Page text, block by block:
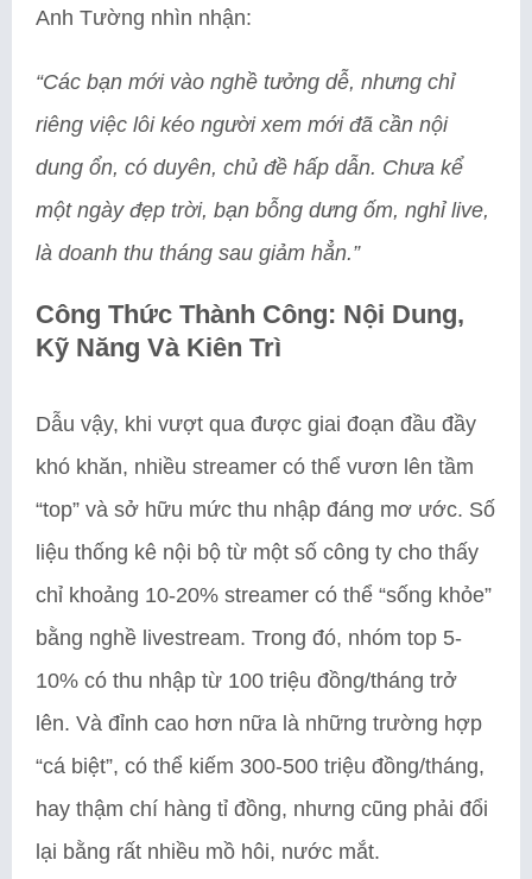
Anh Tường nhìn nhận:
“Các bạn mới vào nghề tưởng dễ, nhưng chỉ
riêng việc lôi kéo người xem mới đã cần nội
dung ổn, có duyên, chủ đề hấp dẫn. Chưa kể
một ngày đẹp trời, bạn bỗng dưng ốm, nghỉ live,
là doanh thu tháng sau giảm hẳn.”
Công Thức Thành Công: Nội Dung,
Kỹ Năng Và Kiên Trì
Dẫu vậy, khi vượt qua được giai đoạn đầu đầy
khó khăn, nhiều streamer có thể vươn lên tầm
“top” và sở hữu mức thu nhập đáng mơ ước. Số
liệu thống kê nội bộ từ một số công ty cho thấy
chỉ khoảng 10-20% streamer có thể “sống khỏe”
bằng nghề livestream. Trong đó, nhóm top 5-
10% có thu nhập từ 100 triệu đồng/tháng trở
lên. Và đỉnh cao hơn nữa là những trường hợp
“cá biệt”, có thể kiếm 300-500 triệu đồng/tháng,
hay thậm chí hàng tỉ đồng, nhưng cũng phải đổi
lại bằng rất nhiều mồ hôi, nước mắt.